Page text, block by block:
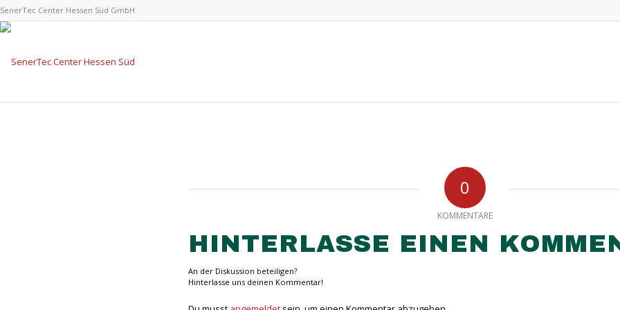
SenerTec Center Hessen Süd GmbH
0
KOMMENTARE
HINTERLASSE EINEN
An der Diskussion beteiligen?
Hinterlasse uns deinen Kommentar!